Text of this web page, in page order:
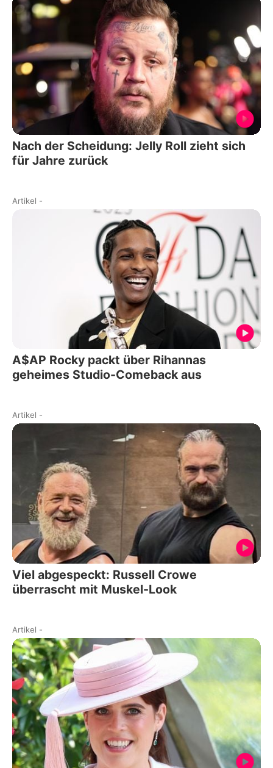
Nach der Scheidung: Jelly Roll zieht sich
für Jahre zurück
Artikel -
A$AP Rocky packt über Rihannas
geheimes Studio-Comeback aus
Artikel -
Viel abgespeckt: Russell Crowe
überrascht mit Muskel-Look
Artikel -